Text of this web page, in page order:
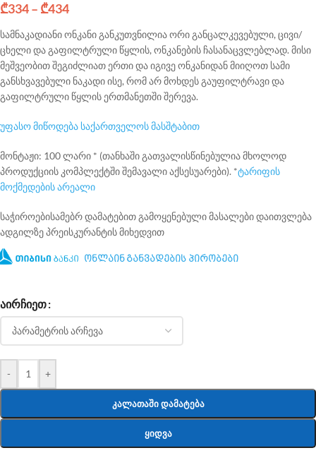
₾334– ₾434
სამნაკადიანი ონკანი განკუთვნილია ორი განცალკევებული, ცივი/
ცხელი და გაფილტრული წყლის, ონკანების ჩასანაცვლებლად. მისი
მეშვეობით შეგიძლიათ ერთი და იგივე ონკანიდან მიიღოთ სამი
განსხვავებული ნაკადი ისე, რომ არ მოხდეს გაუფილტრავი და
გაფილტრული წყლის ერთმანეთში შერევა.
უფასო მიწოდება საქართველოს მასშტაბით
მონტაჟი: 100 ლარი * (თანხაში გათვალისწინებულია მხოლოდ
პროდუქციის კომპლექტში შემავალი აქსესუარები). *ტარიფის
მოქმედების არეალი
საჭიროებისამებრ დამატებით გამოყენებული მასალები დაითვლება
ადგილზე პრეისკურანტის მიხედვით
ონლაინ განვადების პირობები
ᲐᲘᲠᲩᲘᲔᲗ
- +
ᲙᲐᲚᲐᲗᲐᲨᲘ ᲓᲐᲛᲐᲢᲔᲑᲐ
ᲧᲘᲓᲕᲐ